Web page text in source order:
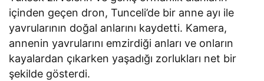
içinden geçen dron, Tunceli’de bir anne ayı ile
yavrularının doğal anlarını kaydetti. Kamera,
annenin yavrularını emzirdiği anları ve onların
kayalardan çıkarken yaşadığı zorlukları net bir
şekilde gösterdi.